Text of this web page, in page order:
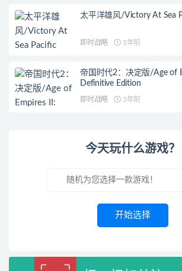
太平洋雄风/Victory At Sea
即时战略 3年前
帝国时代2：决定版/Age of
Definitive Edition
即时战略 3年前
今天玩什么游戏？
开始选择